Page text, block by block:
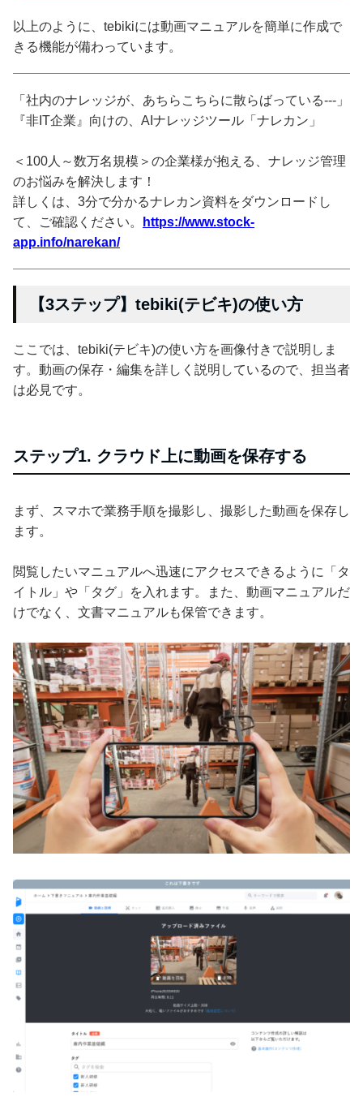
以上のように、tebikiには動画マニュアルを簡単に作成で
きる機能が備わっています。
「社内のナレッジが、あちらこちらに散らばっている---」
『非IT企業』向けの、AIナレッジツール「ナレカン」
＜100人～数万名規模＞の企業様が抱える、ナレッジ管理
のお悩みを解決します！
詳しくは、3分で分かるナレカン資料をダウンロードし
て、ご確認ください。
https://www.stock-
app.info/narekan/
【3ステップ】tebiki(テビキ)の使い方
ここでは、tebiki(テビキ)の使い方を画像付きで説明しま
す。動画の保存・編集を詳しく説明しているので、担当者
は必見です。
ステップ1. クラウド上に動画を保存する
まず、スマホで業務手順を撮影し、撮影した動画を保存し
ます。
閲覧したいマニュアルへ迅速にアクセスできるように「タ
イトル」や「タグ」を入れます。また、動画マニュアルだ
けでなく、文書マニュアルも保管できます。